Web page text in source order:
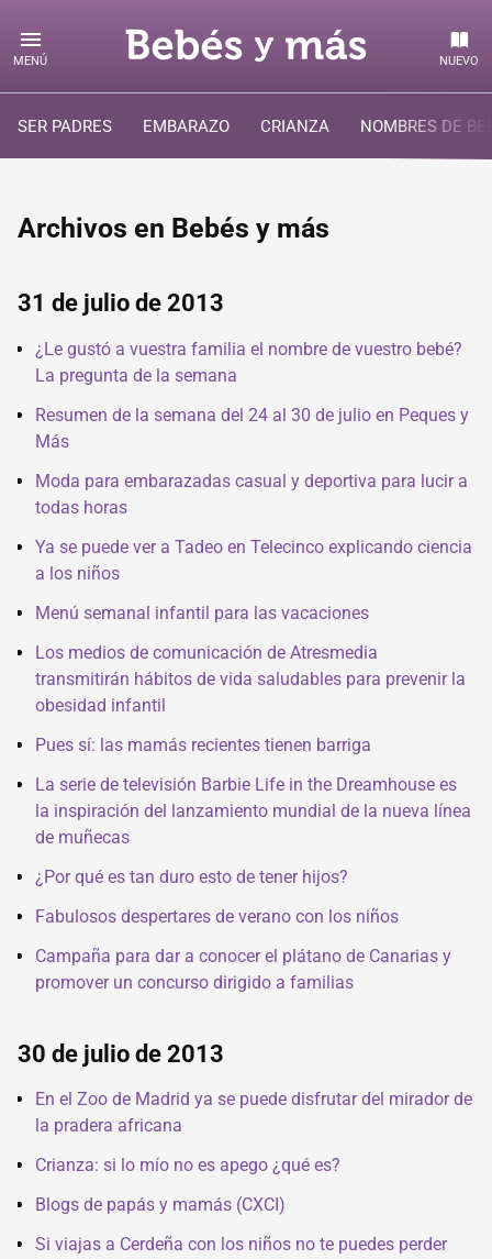
MENÚ NUEVO
SER PADRES EMBARAZO CRIANZA NOMBRES DE
Archivos en Bebés y más
31 de julio de 2013
¿Le gustó a vuestra familia el nombre de vuestro bebé?
La pregunta de la semana
Resumen de la semana del 24 al 30 de julio en Peques y
Más
Moda para embarazadas casual y deportiva para lucir a
todas horas
Ya se puede ver a Tadeo en Telecinco explicando ciencia
a los niños
Menú semanal infantil para las vacaciones
Los medios de comunicación de Atresmedia
transmitirán hábitos de vida saludables para prevenir la
obesidad infantil
Pues sí: las mamás recientes tienen barriga
La serie de televisión Barbie Life in the Dreamhouse es
la inspiración del lanzamiento mundial de la nueva línea
de muñecas
¿Por qué es tan duro esto de tener hijos?
Fabulosos despertares de verano con los niños
Campaña para dar a conocer el plátano de Canarias y
promover un concurso dirigido a familias
30 de julio de 2013
En el Zoo de Madrid ya se puede disfrutar del mirador de
la pradera africana
Crianza: si lo mío no es apego ¿qué es?
Blogs de papás y mamás (CXCI)
Si viajas a Cerdeña con los niños no te puedes perder